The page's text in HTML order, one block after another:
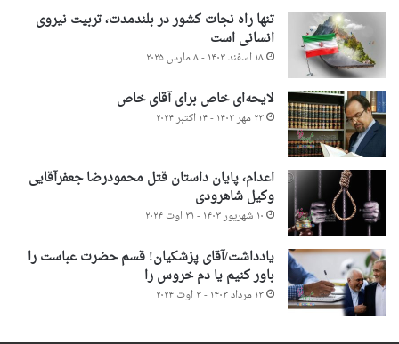
تنها راه نجات کشور در بلندمدت، تربیت نیروی
انسانی است
۱۸ اسفند ۱۴۰۳ - ۸ مارس ۲۰۲۵
لایحه‌ای خاص برای آقای خاص
۲۳ مهر ۱۴۰۳ - ۱۴ اکتبر ۲۰۲۴
اعدام، پایان داستان قتل محمودرضا جعفرآقایی
وکیل شاهرودی
۱۰ شهریور ۱۴۰۳ - ۳۱ اوت ۲۰۲۴
یادداشت/آقای پزشکیان! قسم حضرت عباست را
باور کنیم یا دم خروس را
۱۳ مرداد ۱۴۰۳ - ۳ اوت ۲۰۲۴